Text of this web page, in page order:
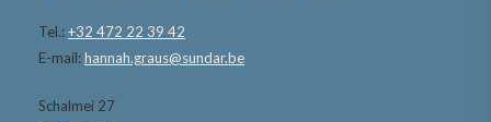
Tel.:+32 472 22 39 42
E-mail:hannah.graus@sundar.be
Schalmei 27